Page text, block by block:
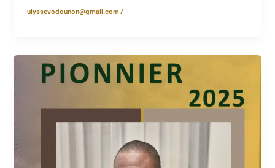
ulyssevodounon@gmail.com/